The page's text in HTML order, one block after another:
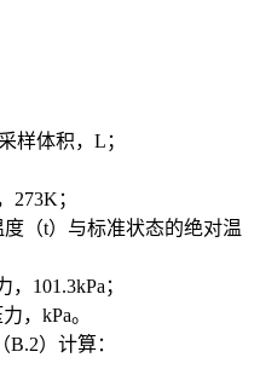
体积，L；
；
t）与标准状态的绝对温
101.3kPa；
kPa。
）计算：